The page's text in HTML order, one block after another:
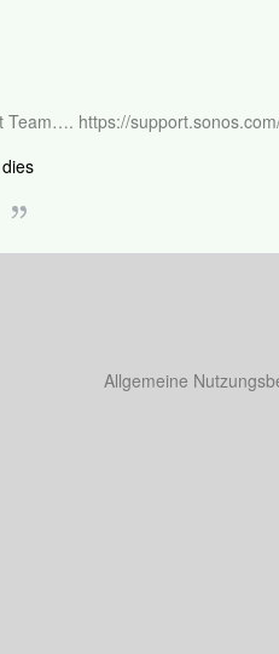
Team…. https://
Allgemeine